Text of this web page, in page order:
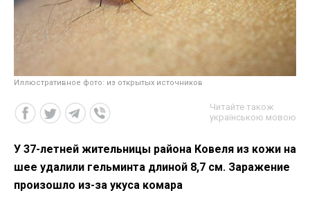
Иллюстративное фото: из открытых источников
Читайте також
українською мовою
У 37-летней жительницы района Ковеля из кожи на
шее удалили гельминта длиной 8,7 см. Заражение
произошло из-за укуса комара